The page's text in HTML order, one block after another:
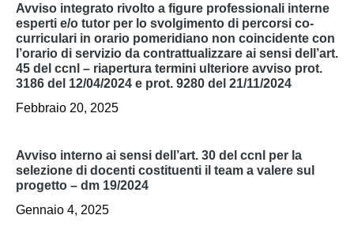
avviso integrato rivolto a figure professionali interne
esperti e/o tutor per lo svolgimento di percorsi co-
curriculari in orario pomeridiano non coincidente con
l’orario di servizio da contrattualizzare ai sensi dell’art.
45 del ccnl – riapertura termini ulteriore avviso prot.
3186 del 12/04/2024 e prot. 9280 del 21/11/2024
Febbraio 20, 2025
avviso interno ai sensi dell’art. 30 del ccnl per la
selezione di docenti costituenti il team a valere sul
progetto – dm 19/2024
Gennaio 4, 2025